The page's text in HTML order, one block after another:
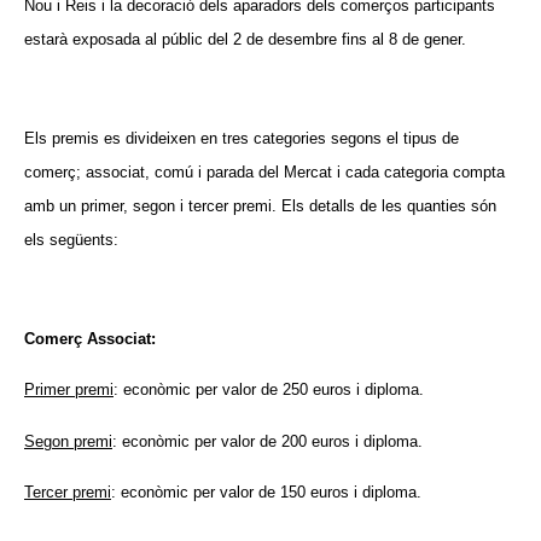
Nou i Reis i la decoració dels aparadors dels comerços participants
estarà exposada al públic del 2 de desembre fins al 8 de gener.
Els premis es divideixen en tres categories segons el tipus de
comerç; associat, comú i parada del Mercat i cada categoria compta
amb un primer, segon i tercer premi. Els detalls de les quanties són
els següents:
Comerç Associat:
Primer premi: econòmic per valor de 250 euros i diploma.
Segon premi: econòmic per valor de 200 euros i diploma.
Tercer premi: econòmic per valor de 150 euros i diploma.